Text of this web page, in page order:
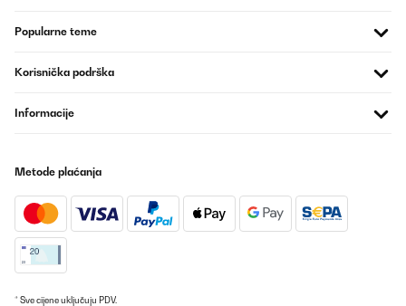
Popularne teme
Korisnička podrška
Informacije
Metode plaćanja
* Sve cijene uključuju PDV.